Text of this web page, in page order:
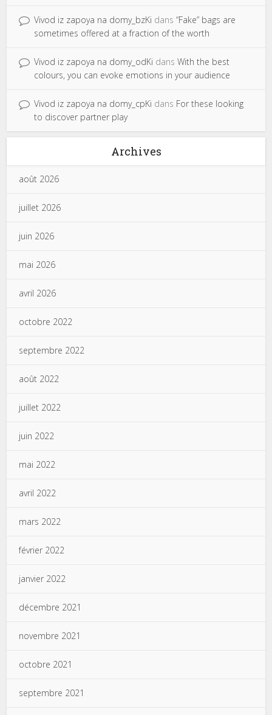
Vivod iz zapoya na domy_bzKi dans“Fake” bags are
sometimes offered at a fraction of the worth
Vivod iz zapoya na domy_odKi dansWith the best
colours, you can evoke emotions in your audience
Vivod iz zapoya na domy_cpKi dans For these looking
to discover partner play
Archives
août 2026
juillet 2026
juin 2026
mai 2026
avril 2026
octobre 2022
septembre 2022
août 2022
juillet 2022
juin 2022
mai 2022
avril 2022
mars 2022
février 2022
janvier 2022
décembre 2021
novembre 2021
octobre 2021
septembre 2021